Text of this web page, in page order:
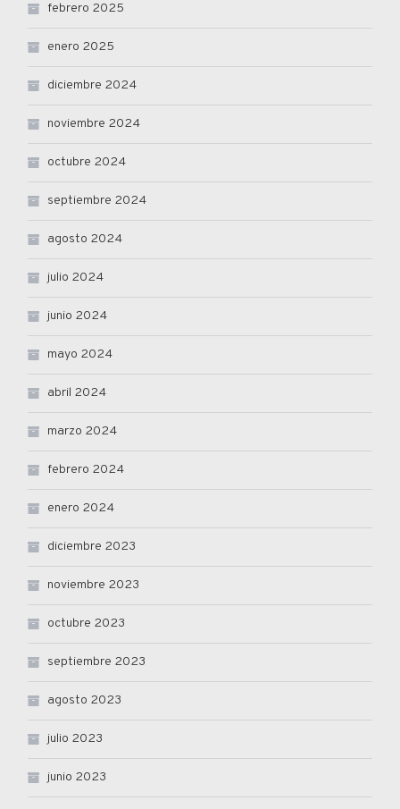
febrero 2025
enero 2025
diciembre 2024
noviembre 2024
octubre 2024
septiembre 2024
agosto 2024
julio 2024
junio 2024
mayo 2024
abril 2024
marzo 2024
febrero 2024
enero 2024
diciembre 2023
noviembre 2023
octubre 2023
septiembre 2023
agosto 2023
julio 2023
junio 2023